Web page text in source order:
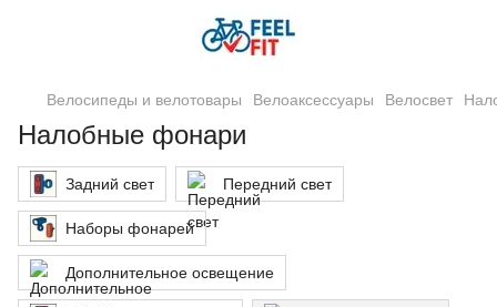
Велосипеды и велотовары Велоаксессуары Велосвет
Налобные фонари
Задний свет Передний свет
Наборы фонарей
Дополнительное освещение